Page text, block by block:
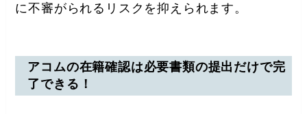
に不審がられるリスクを抑えられます。
アコムの在籍確認は必要書類の提出だけで完
了できる！